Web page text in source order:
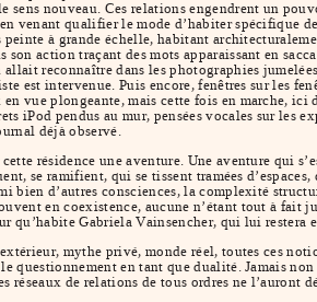
sens nouveau. Ces relations engendrent un
venant qualifier le mode d’habiter spécifique
peinte à grande échelle, habitant
son action traçant des mots apparaissant en
allait reconnaître dans les photographies
est intervenue. Puis encore, fenêtres sur les
en vue plongeante, mais cette fois en marche,
iPod pendus au mur, pensées vocales sur les
déjà observé.
cette résidence une aventure. Une aventure qui
se ramifient, qui se tissent tramées
bien d’autres consciences, la complexité
en coexistence, aucune n’étant tout à fait
qu’habite Gabriela Vainsencher, qui lui restera
mythe privé, monde réel, toutes ces
questionnement en tant que dualité. Jamais
réseaux de relations de tous ordres ne l’auront